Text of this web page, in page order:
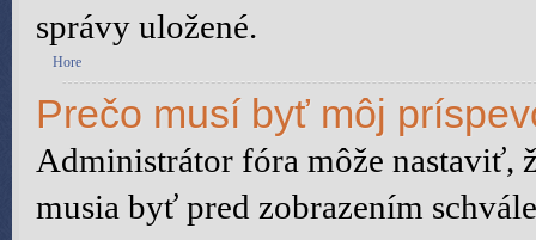
správy uložené.
Hore
Prečo musí byť môj
Administrátor fóra môže nastaviť,
musia byť pred zobrazením